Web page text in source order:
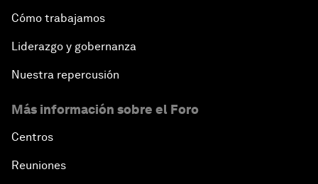
Cómo trabajamos
Liderazgo y gobernanza
Nuestra repercusión
Más información sobre el Foro
Centros
Reuniones